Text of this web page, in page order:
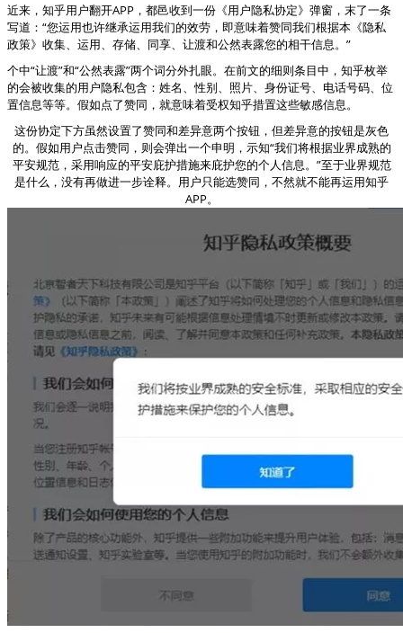
近来，知乎用户翻开APP，都邑收到一份《用户隐私协定》弹窗，末了一条
写道：“您运用也许继承运用我们的效劳，即意味着赞同我们根据本《隐私
政策》收集、运用、存储、同享、让渡和公然表露您的相干信息。”
个中“让渡”和“公然表露”两个词分外扎眼。在前文的细则条目中，知乎枚举
的会被收集的用户隐私包含：姓名、性别、照片、身份证号、电话号码、位
置信息等等。假如点了赞同，就意味着受权知乎措置这些敏感信息。
这份协定下方虽然设置了赞同和差异意两个按钮，但差异意的按钮是灰色
的。假如用户点击赞同，则会弹出一个申明，示知“我们将根据业界成熟的
平安规范，采用响应的平安庇护措施来庇护您的个人信息。”至于业界规范
是什么，没有再做进一步诠释。用户只能选赞同，不然就不能再运用知乎
APP。